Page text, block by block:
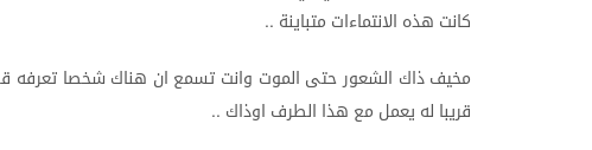
كانت هذه الانتماءات متباينة ..
مخيف ذاك الشعورحتى الموت وانت تسمع ان هناك شخصا تعرفه
قريبا له يعمل مع هذا الطرف اوذاك ..